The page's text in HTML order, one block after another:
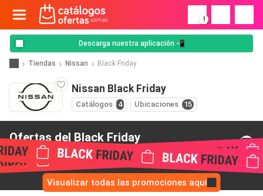
!
Descarga nuestra aplicación 📲
Tiendas Nissan Black Friday
Nissan Black Friday
Catálogos 4 Ubicaciones 15
Ofertas del Black Friday
de Nissan
Visualizar todas las promociones aquí